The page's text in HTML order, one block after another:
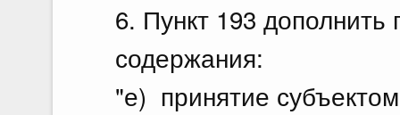
6. Пункт 193
содержания:
"е) принятие